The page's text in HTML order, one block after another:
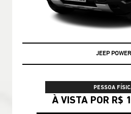
JEEP POWER
PESSOA
À VISTA POR R$